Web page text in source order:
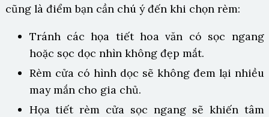
cũng là điểm bạn cần chú ý đến khi chọn rèm:
Tránh các họa tiết hoa văn có sọc ngang
hoặc sọc dọc nhìn không đẹp mắt.
Rèm cửa có hình dọc sẽ không đem lại nhiều
may mắn cho gia chủ.
Họa tiết rèm cửa sọc ngang sẽ khiến tâm